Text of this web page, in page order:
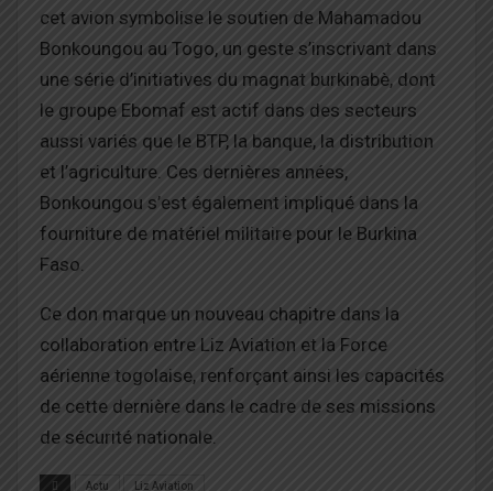
cet avion symbolise le soutien de Mahamadou
Bonkoungou au Togo, un geste s’inscrivant dans
une série d’initiatives du magnat burkinabè, dont
le groupe Ebomaf est actif dans des secteurs
aussi variés que le BTP, la banque, la distribution
et l’agriculture. Ces dernières années,
Bonkoungou s’est également impliqué dans la
fourniture de matériel militaire pour le Burkina
Faso.
Ce don marque un nouveau chapitre dans la
collaboration entre Liz Aviation et la Force
aérienne togolaise, renforçant ainsi les capacités
de cette dernière dans le cadre de ses missions
de sécurité nationale.
Actu Liz Aviation